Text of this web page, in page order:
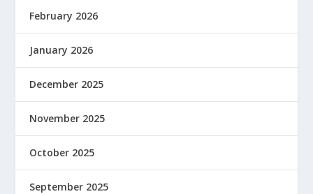
February 2026
January 2026
December 2025
November 2025
October 2025
September 2025